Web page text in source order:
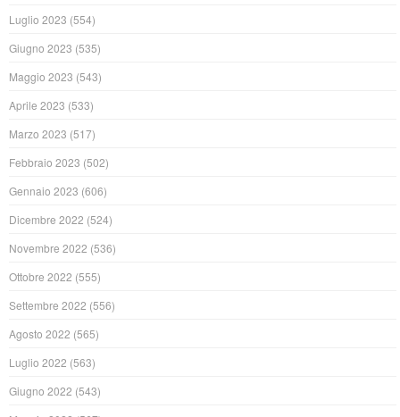
Luglio 2023 (554)
Giugno 2023 (535)
Maggio 2023 (543)
Aprile 2023 (533)
Marzo 2023 (517)
Febbraio 2023 (502)
Gennaio 2023 (606)
Dicembre 2022 (524)
Novembre 2022 (536)
Ottobre 2022 (555)
Settembre 2022 (556)
Agosto 2022 (565)
Luglio 2022 (563)
Giugno 2022 (543)